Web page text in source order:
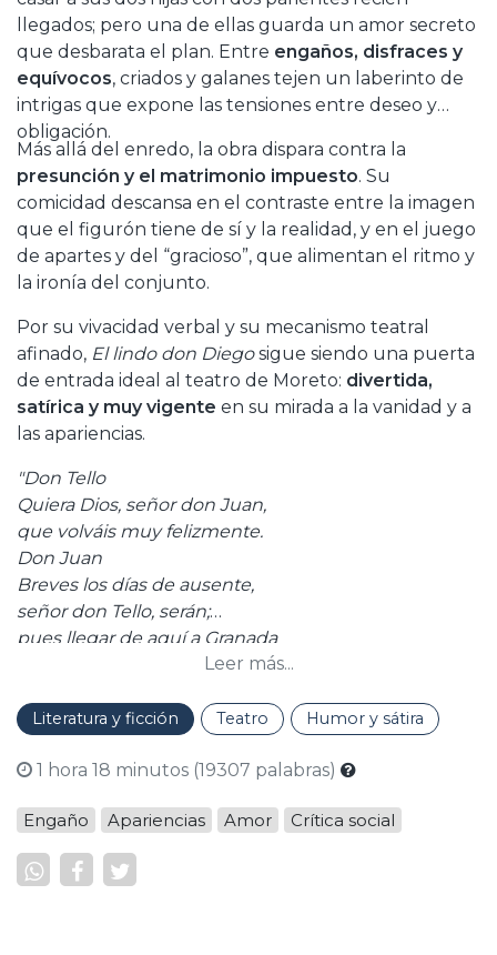
llegados; pero una de ellas guarda un amor secreto
que desbarata el plan. Entre engaños, disfraces y
equívocos, criados y galanes tejen un laberinto de
intrigas que expone las tensiones entre deseo y
obligación.
Más allá del enredo, la obra dispara contra la
presunción y el matrimonio impuesto. Su
comicidad descansa en el contraste entre la imagen
que el figurón tiene de sí y la realidad, y en el juego
de apartes y del “gracioso”, que alimentan el ritmo y
la ironía del conjunto.
Por su vivacidad verbal y su mecanismo teatral
afinado, El lindo don Diegosigue siendo una puerta
de entrada ideal al teatro de Moreto: divertida,
satírica y muy vigente en su mirada a la vanidad y a
las apariencias.
"Don Tello
Quiera Dios, señor don Juan,
que volváis muy felizmente.
Don Juan
Breves los días de ausente,
señor don Tello, serán;
pues llegar de aquí a Granada
ha de ser mi detención."Leer más...
Literatura y ficción Teatro Humor y sátira
1 hora 18 minutos (19307 palabras)
Engaño Apariencias Amor Crítica social